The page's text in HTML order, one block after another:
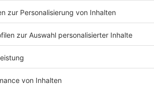
endet mit einem Denkzettel von der
Ausmaße an und Ralf wird betriebsintern
Velden an der Pegnitz im Nürnberger
auf 175 Folgen „NotAufnahme“. WERBUNG Hier gibt es viele